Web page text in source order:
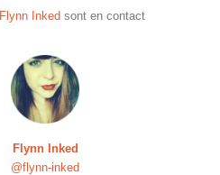
Flynn Inked sont en contact
Flynn Inked
@flynn-inked